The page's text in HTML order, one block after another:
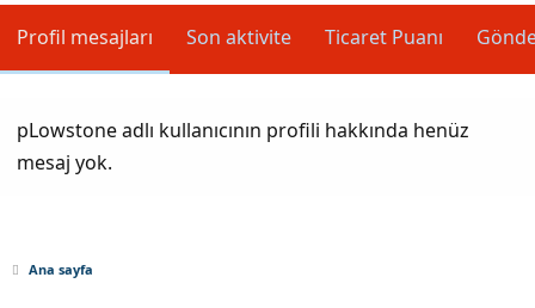
Profil mesajları Son aktivite Ticaret Puanı
pLowstone adlı kullanıcının profili hakkında henüz
mesaj yok.
Ana sayfa